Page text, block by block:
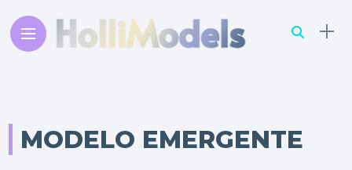
MODELO EMERGENTE